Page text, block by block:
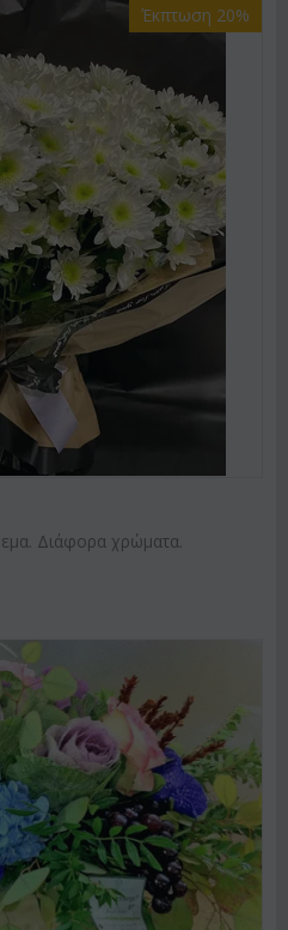
Έκπτωση 20%
Διάφορα χρώματα.